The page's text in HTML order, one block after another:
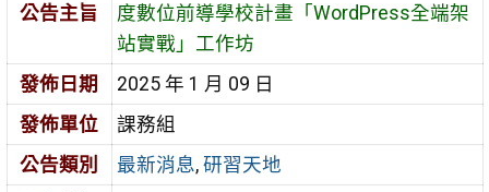
公告主旨
度數位前導學校計畫「WordPress全端架
站實戰」工作坊
發佈日期
2025 年 1 月 09 日
發佈單位
課務組
公告類別
最新消息, 研習天地